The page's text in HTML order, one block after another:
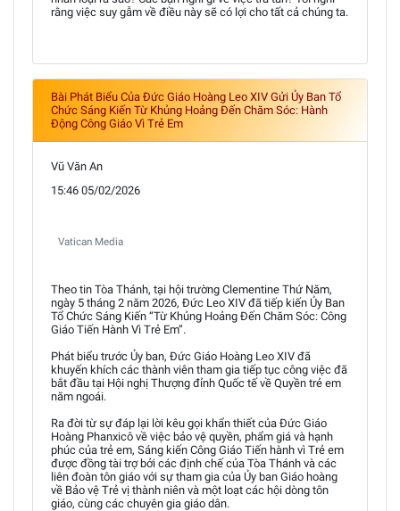
rằng việc suy gẫm về điều này sẽ có lợi cho tất cả chúng ta.
Bài Phát Biểu Của Đức Giáo Hoàng Leo XIV Gửi Ủy Ban Tổ
Chức Sáng Kiến Từ Khủng Hoảng Đến Chăm Sóc: Hành
Động Công Giáo Vì Trẻ Em
Vũ Văn An
15:46 05/02/2026
Vatican Media
Theo tin Tòa Thánh, tại hội trường Clementine Thứ Năm,
ngày 5 tháng 2 năm 2026, Đức Leo XIV đã tiếp kiến Ủy Ban
Tổ Chức Sáng Kiến “Từ Khủng Hoảng Đến Chăm Sóc: Công
Giáo Tiến Hành Vì Trẻ Em”.
Phát biểu trước Ủy ban, Đức Giáo Hoàng Leo XIV đã
khuyến khích các thành viên tham gia tiếp tục công việc đã
bắt đầu tại Hội nghị Thượng đỉnh Quốc tế về Quyền trẻ em
năm ngoái.
Ra đời từ sự đáp lại lời kêu gọi khẩn thiết của Đức Giáo
Hoàng Phanxicô về việc bảo vệ quyền, phẩm giá và hạnh
phúc của trẻ em, Sáng kiến Công Giáo Tiến hành vì Trẻ em
được đồng tài trợ bởi các định chế của Tòa Thánh và các
liên đoàn tôn giáo với sự tham gia của Ủy ban Giáo hoàng
về Bảo vệ Trẻ vị thành niên và một loạt các hội dòng tôn
giáo, cùng các chuyên gia giáo dân.